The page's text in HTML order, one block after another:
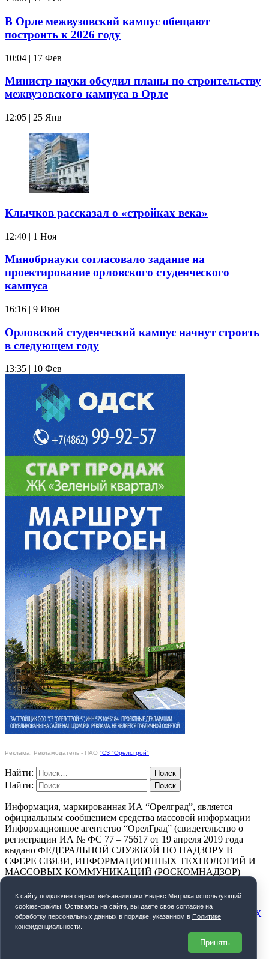
В Орле межвузовский кампус обещают
построить к 2026 году
10:04 | 17 Фев
Министр науки обсудил планы по строительству
межвузовского кампуса в Орле
12:05 | 25 Янв
Клычков рассказал о «стройках века»
12:40 | 1 Ноя
Минобрнауки согласовало задание на
проектирование орловского студенческого
кампуса
16:16 | 9 Июн
Орловский студенческий кампус начнут строить
в следующем году
13:35 | 10 Фев
Реклама. Рекламодатель - ПАО "СЗ "Орелстрой"
Найти:
Найти:
Информация, маркированная ИА “Орелград”, является
официальным сообщением средства массовой информации
Информационное агентство “ОрелГрад” (свидетельство о
регистрации ИА № ФС 77 – 75617 от 19 апреля 2019 года
выдано ФЕДЕРАЛЬНОЙ СЛУЖБОЙ ПО НАДЗОРУ В
СФЕРЕ СВЯЗИ, ИНФОРМАЦИОННЫХ ТЕХНОЛОГИЙ И
МАССОВЫХ КОММУНИКАЦИЙ (РОСКОМНАДЗОР)
ПОЛИТИКА КОНФИДЕНЦИАЛЬНОСТИ
СОГЛАСИЕ НА ОБРАБОТКУ ПЕРСОНАЛЬНЫХ ДАННЫХ
К cайту подключен сервис веб-аналитики Яндекс.Метрика использующий
cookies-файлы. Оставаясь на сайте, вы даете свое согласие на
обработку персональных данных в порядке, указанном в Политике
конфиденциальности
Принять